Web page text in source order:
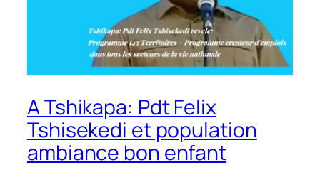
A Tshikapa: Pdt Felix
Tshisekedi et population
ambiance bon enfant